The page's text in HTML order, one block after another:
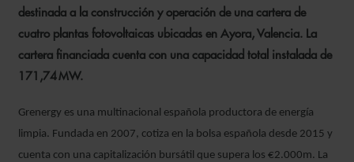
destinada a la construcción y operación de una cartera de
cuatro plantas fotovoltaicas ubicadas en Ayora, Valencia. La
cartera financiada cuenta con una capacidad total instalada de
171,74 MW.
Grenergy es una multinacional española productora de energía
limpia. Fundada en 2007, cotiza en la bolsa española desde 2015 y
cuenta con una capitalización bursátil que supera los €2.000m. La